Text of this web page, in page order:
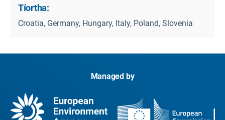
Tíortha:
Croatia, Germany, Hungary, Italy, Poland, Slovenia
Managed by